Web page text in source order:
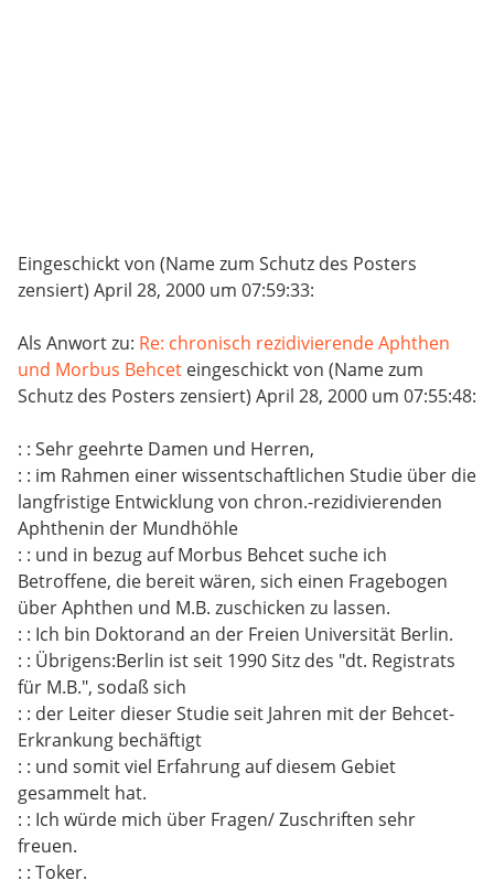
Eingeschickt von (Name zum Schutz des Posters
zensiert) April 28, 2000 um 07:59:33:
Als Anwort zu: Re: chronisch rezidivierende Aphthen
und Morbus Behcet eingeschickt von (Name zum
Schutz des Posters zensiert) April 28, 2000 um 07:55:48:
: : Sehr geehrte Damen und Herren,
: : im Rahmen einer wissentschaftlichen Studie über die
langfristige Entwicklung von chron.-rezidivierenden
Aphthenin der Mundhöhle
: : und in bezug auf Morbus Behcet suche ich
Betroffene, die bereit wären, sich einen Fragebogen
über Aphthen und M.B. zuschicken zu lassen.
: : Ich bin Doktorand an der Freien Universität Berlin.
: : Übrigens:Berlin ist seit 1990 Sitz des "dt. Registrats
für M.B.", sodaß sich
: : der Leiter dieser Studie seit Jahren mit der Behcet-
Erkrankung bechäftigt
: : und somit viel Erfahrung auf diesem Gebiet
gesammelt hat.
: : Ich würde mich über Fragen/ Zuschriften sehr
freuen.
: : Toker.